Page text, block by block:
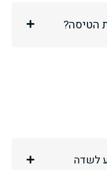
הטיסה?
לשדה